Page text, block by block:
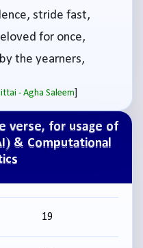
verse, for usage of
& Computational
19
stride fast,
for once,
the yearners,
- Agha Saleem